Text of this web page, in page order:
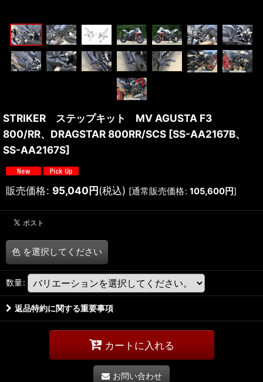
STRIKER ステップキット MV AGUSTA F3
800/RR、DRAGSTAR 800RR/SCS [SS-AA2167B、
SS-AA2167S]
販売価格: 95,040円(税込) [通常販売価格: 105,600円]
色 を選択してください
数量:
返品特約に関する重要事項
カートに入れる
お問い合わせ